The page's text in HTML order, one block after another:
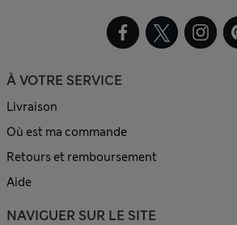
À VOTRE SERVICE
Livraison
Où est ma commande
Retours et remboursement
Aide
NAVIGUER SUR LE SITE